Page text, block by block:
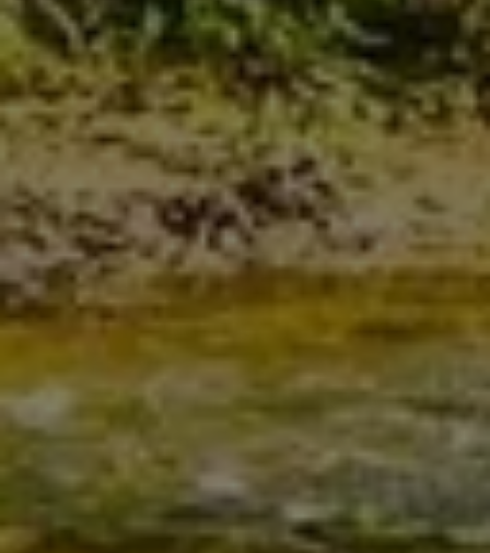
Staudigl & Steindl GmbH –
Ihr Fachbetrieb aus
Freystadt für Sanitär,
Heizungs- und Klimatechnik
Wärmepumpen und Traumbäder – Wir
betreuen Hausverwaltungen,
Bauträger und Privathaushalte
Schönes neues Bad? Effizientere Heizung? Solaranlage